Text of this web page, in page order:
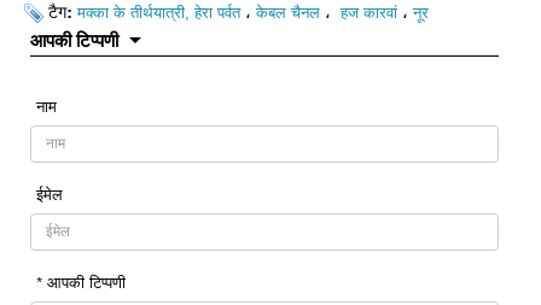
टैग:मक्का के तीर्थयात्री, हेरा पर्वत،केबल चैनल ، हज कारवां ،नूर
आपकी टिप्पणी
नाम
ईमेल
* आपकी टिप्पणी